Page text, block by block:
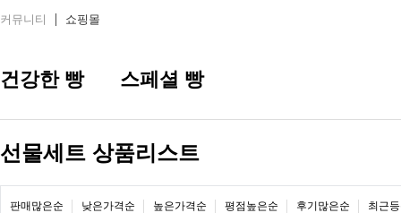
커뮤니티 쇼핑몰
건강한 빵 스페셜 빵
선물세트 상품리스트
판매많은순 낮은가격순 높은가격순 평점높은순 후기많은순 최근